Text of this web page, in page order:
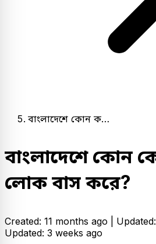
বাংলাদেশে কোন ক…
বাংলাদেশে কোন
লোক বাস করে?
Created: 11 months ago |
Updated: 3 weeks ago